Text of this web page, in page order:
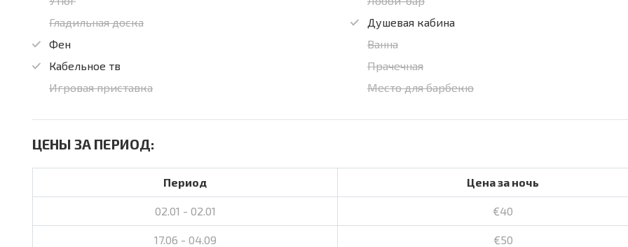
Гладильная доска
Фен
Кабельное тв
Игровая приставка
Душевая кабина
Ванна
Прачечная
Место для барбекю
ЦЕНЫ ЗА ПЕРИОД:
Период Цена за ночь
02.01 - 02.01 €40
17.06 - 04.09 €50